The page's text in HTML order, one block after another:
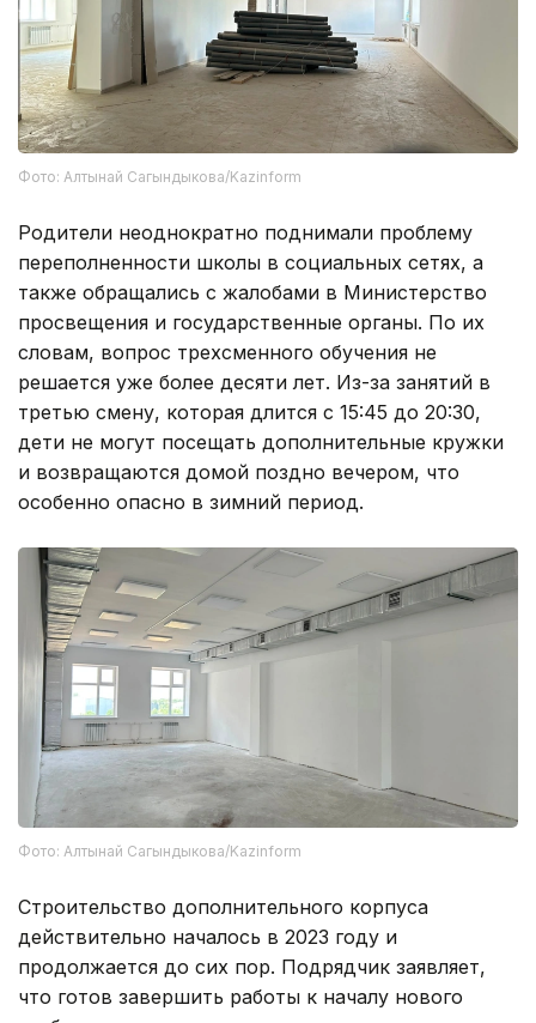
Фото: Алтынай Сагындыкова/Kazinform
Родители неоднократно поднимали проблему
переполненности школы в социальных сетях, а
также обращались с жалобами в Министерство
просвещения и государственные органы. По их
словам, вопрос трехсменного обучения не
решается уже более десяти лет. Из-за занятий в
третью смену, которая длится с 15:45 до 20:30,
дети не могут посещать дополнительные кружки
и возвращаются домой поздно вечером, что
особенно опасно в зимний период.
Фото: Алтынай Сагындыкова/Kazinform
Строительство дополнительного корпуса
действительно началось в 2023 году и
продолжается до сих пор. Подрядчик заявляет,
что готов завершить работы к началу нового